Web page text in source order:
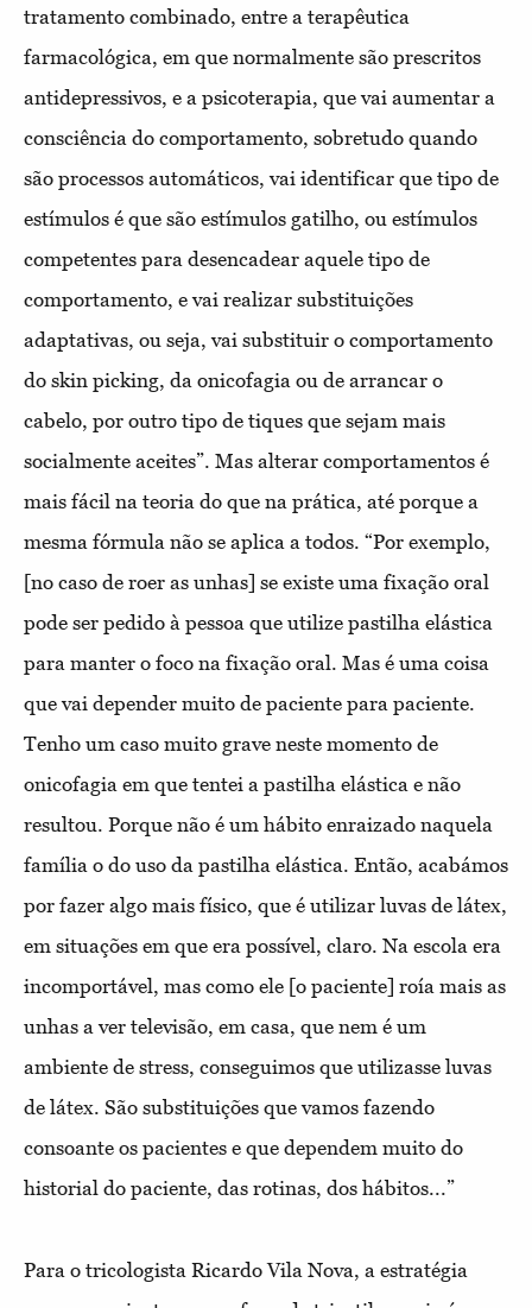
tratamento combinado, entre a terapêutica
farmacológica, em que normalmente são prescritos
antidepressivos, e a psicoterapia, que vai aumentar a
consciência do comportamento, sobretudo quando
são processos automáticos, vai identificar que tipo de
estímulos é que são estímulos gatilho, ou estímulos
competentes para desencadear aquele tipo de
comportamento, e vai realizar substituições
adaptativas, ou seja, vai substituir o comportamento
do skin picking, da onicofagia ou de arrancar o
cabelo, por outro tipo de tiques que sejam mais
socialmente aceites”. Mas alterar comportamentos é
mais fácil na teoria do que na prática, até porque a
mesma fórmula não se aplica a todos. “Por exemplo,
[no caso de roer as unhas] se existe uma fixação oral
pode ser pedido à pessoa que utilize pastilha elástica
para manter o foco na fixação oral. Mas é uma coisa
que vai depender muito de paciente para paciente.
Tenho um caso muito grave neste momento de
onicofagia em que tentei a pastilha elástica e não
resultou. Porque não é um hábito enraizado naquela
família o do uso da pastilha elástica. Então, acabámos
por fazer algo mais físico, que é utilizar luvas de látex,
em situações em que era possível, claro. Na escola era
incomportável, mas como ele [o paciente] roía mais as
unhas a ver televisão, em casa, que nem é um
ambiente de stress, conseguimos que utilizasse luvas
de látex. São substituições que vamos fazendo
consoante os pacientes e que dependem muito do
historial do paciente, das rotinas, dos hábitos...”
Para o tricologista Ricardo Vila Nova, a estratégia